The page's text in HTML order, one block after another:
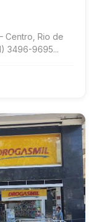
Centro, Rio de
3496-9695...